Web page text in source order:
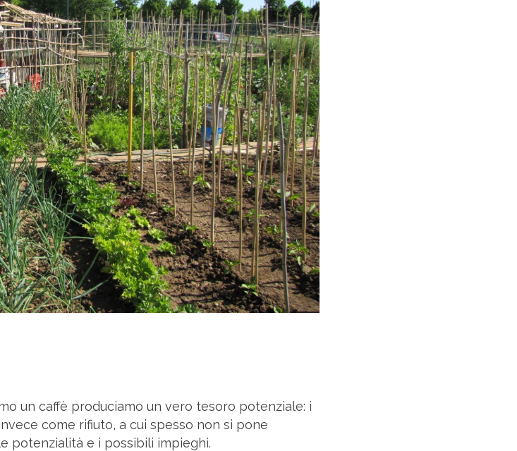
un caffè produciamo un vero tesoro potenziale: i
come rifiuto, a cui spesso non si pone
potenzialità e i possibili impieghi.